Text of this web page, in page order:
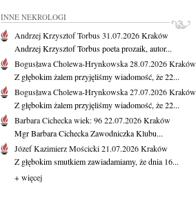
INNE NEKROLOGI
Andrzej Krzysztof Torbus31.07.2026Kraków
Andrzej Krzysztof Torbus poeta prozaik, autor...
Bogusława Cholewa-Hrynkowska28.07.2026Kraków
Z głębokim żalem przyjęliśmy wiadomość, że 22...
Bogusława Cholewa-Hrynkowska27.07.2026Kraków
Z głębokim żalem przyjęliśmy wiadomość, że 22...
Barbara Cicheckawiek: 9622.07.2026Kraków
Mgr Barbara Cichecka Zawodniczka Klubu...
Józef Kazimierz Mościcki21.07.2026Kraków
Z głębokim smutkiem zawiadamiamy, że dnia 16...
+ więcej